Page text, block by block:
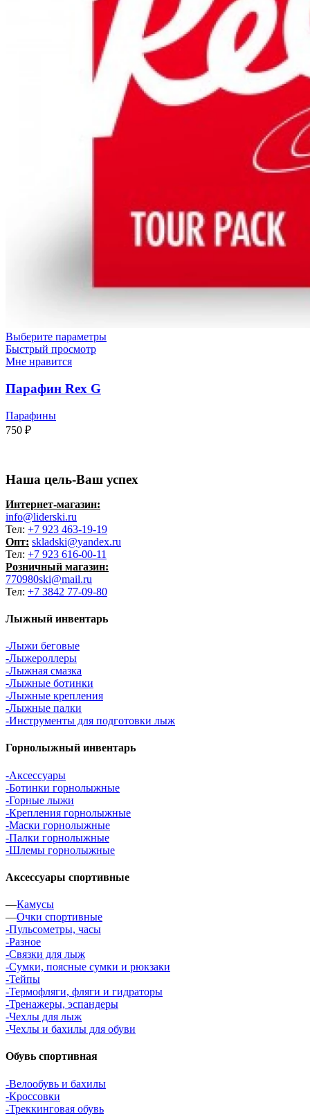
Выберите параметры
Быстрый просмотр
Мне нравится
Парафин Rex G
Парафины
750 ₽
Наша цель-Ваш успех
Интернет-магазин:
info@liderski.ru
Тел: +7 923 463-19-19
Опт: skladski@yandex.ru
Тел: +7 923 616-00-11
Розничный магазин:
770980ski@mail.ru
Тел: +7 3842 77-09-80
Лыжный инвентарь
-Лыжи беговые
-Лыжероллеры
-Лыжная смазка
-Лыжные ботинки
-Лыжные крепления
-Лыжные палки
-Инструменты для подготовки лыж
Горнолыжный инвентарь
-Аксессуары
-Ботинки горнолыжные
-Горные лыжи
-Крепления горнолыжные
-Маски горнолыжные
-Палки горнолыжные
-Шлемы горнолыжные
Аксессуары спортивные
—Камусы
—Очки спортивные
-Пульсометры, часы
-Разное
-Связки для лыж
-Сумки, поясные сумки и рюкзаки
-Тейпы
-Термофляги, фляги и гидраторы
-Тренажеры, эспандеры
-Чехлы для лыж
-Чехлы и бахилы для обуви
Обувь спортивная
-Велообувь и бахилы
-Кроссовки
-Треккинговая обувь